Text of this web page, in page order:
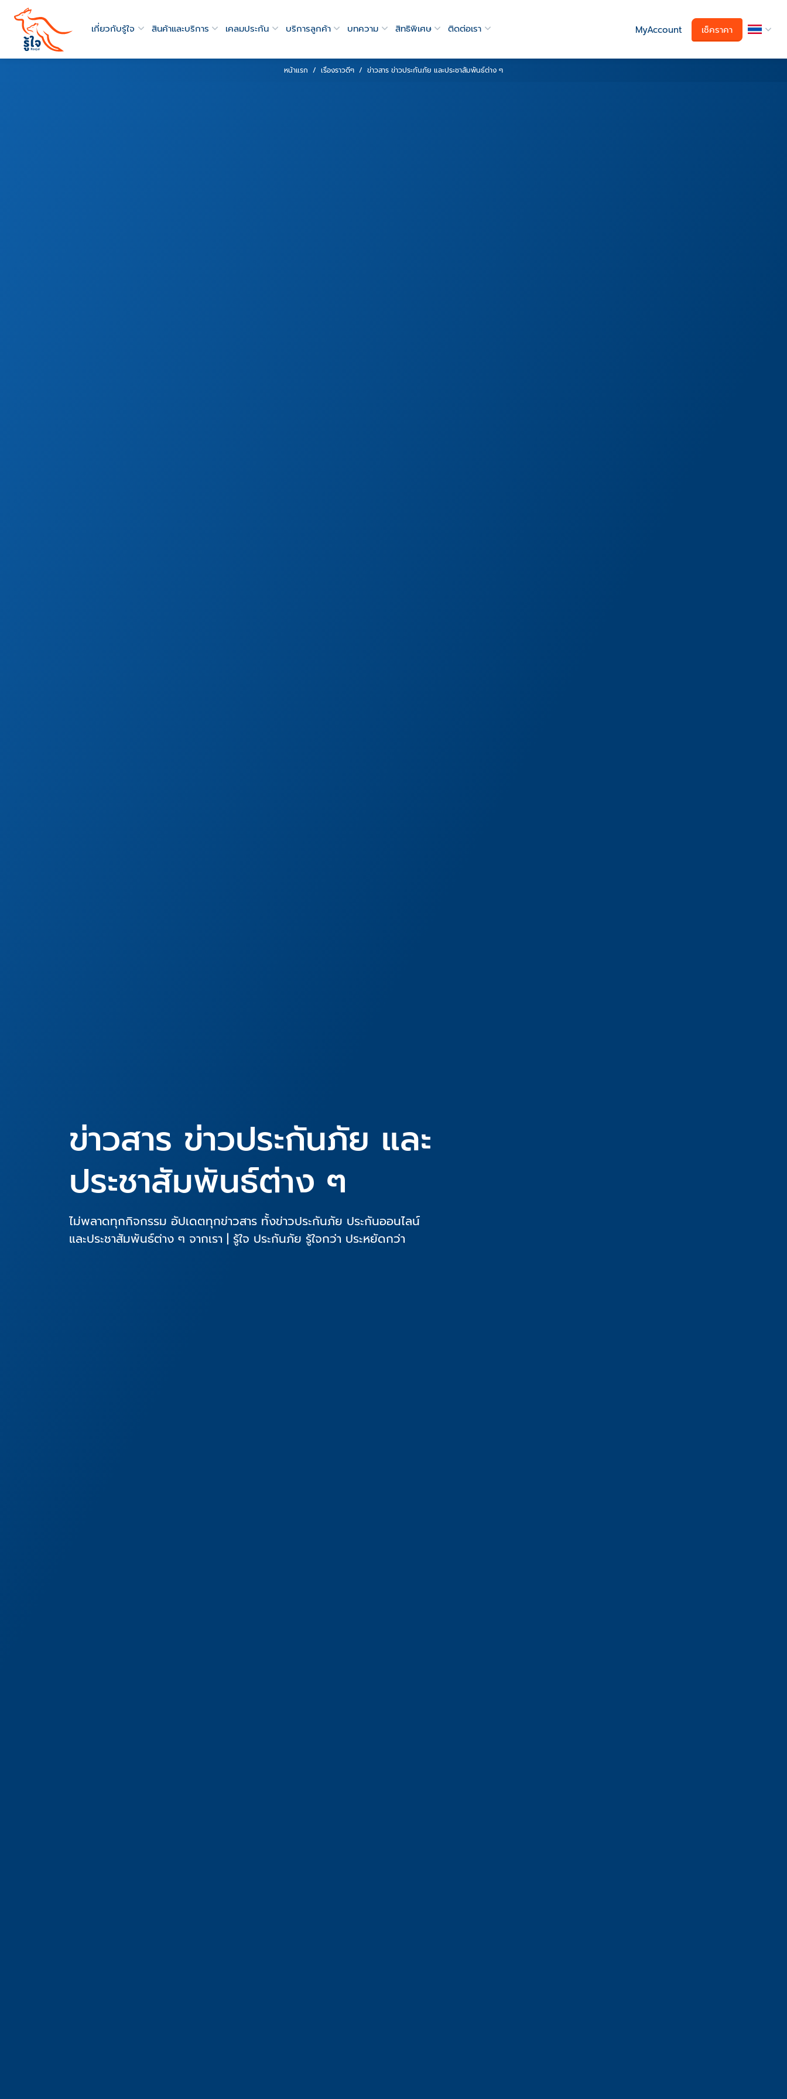
เกี่ยวกับรู้ใจ สินค้าและบริการ เคลมประกัน บริการลูกค้า บทความ สิทธิพิเศษ ติดต่อเรา MyAccount เช็คราคา
หน้าแรก เรื่องราวดีๆ ข่าวสาร ข่าวประกันภัย และประชาสัมพันธ์ต่าง ๆ
ข่าวสาร ข่าวประกันภัย และ
ประชาสัมพันธ์ต่าง ๆ
ไม่พลาดทุกกิจกรรม อัปเดตทุกข่าวสาร ทั้งข่าวประกันภัย ประกันออนไลน์
และประชาสัมพันธ์ต่าง ๆ จากเรา | รู้ใจ ประกันภัย รู้ใจกว่า ประหยัดกว่า